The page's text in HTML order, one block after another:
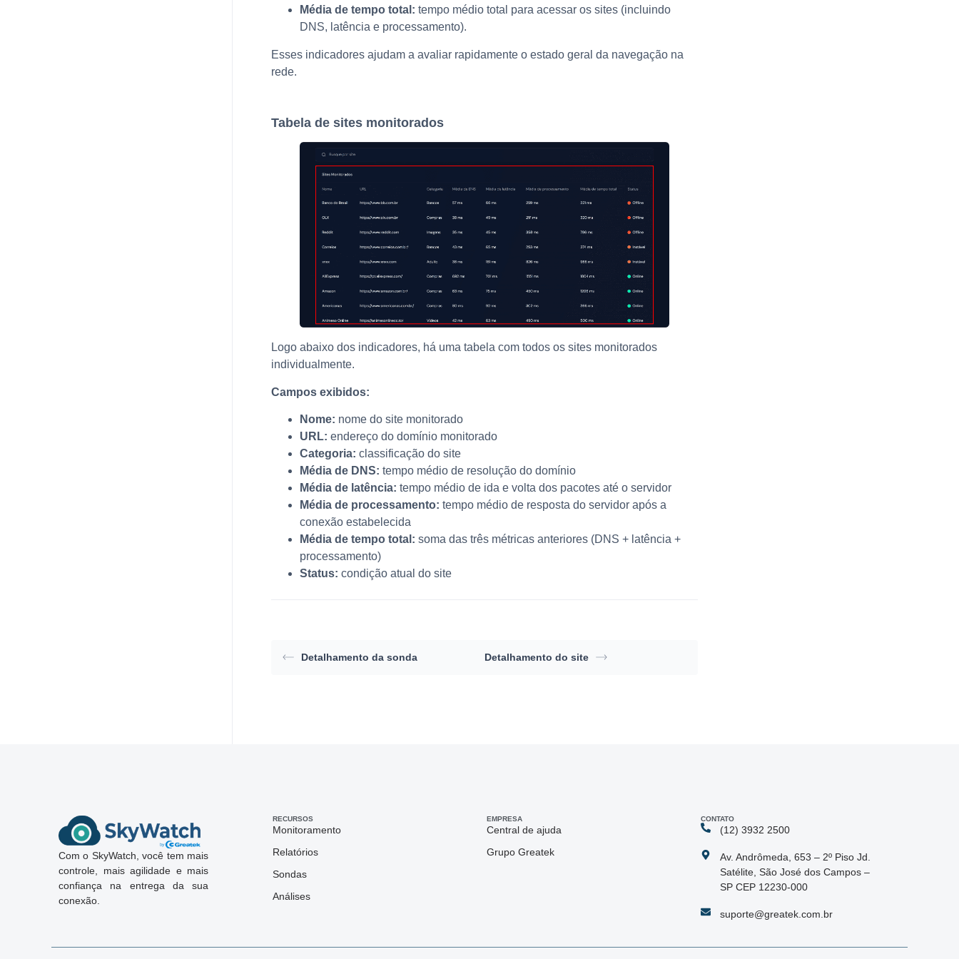
Média de tempo total: tempo médio total para acessar os sites (incluindo
DNS, latência e processamento).
Esses indicadores ajudam a avaliar rapidamente o estado geral da navegação na
rede.
Tabela de sites monitorados
Logo abaixo dos indicadores, há uma tabela com todos os sites monitorados
individualmente.
Campos exibidos:
Nome: nome do site monitorado
URL: endereço do domínio monitorado
Categoria: classificação do site
Média de DNS: tempo médio de resolução do domínio
Média de latência: tempo médio de ida e volta dos pacotes até o servidor
Média de processamento: tempo médio de resposta do servidor após a
conexão estabelecida
Média de tempo total: soma das três métricas anteriores (DNS + latência +
processamento)
Status: condição atual do site
Detalhamento da sonda Detalhamento do site
Com o SkyWatch, você tem mais
controle, mais agilidade e mais
confiança na entrega da sua
conexão.
RECURSOS
Monitoramento
Relatórios
Sondas
Análises
EMPRESA
Central de ajuda
Grupo Greatek
CONTATO
(12) 3932 2500
Av. Andrômeda, 653 – 2º Piso Jd.
Satélite, São José dos Campos –
SP CEP 12230-000
suporte@greatek.com.br